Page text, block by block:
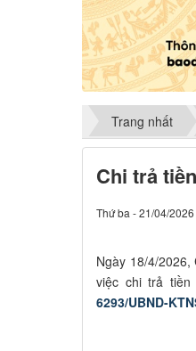
Trang nhất
Chi trả
Thứ ba - 21/04/
Ngày 18/4/
việc chi trả tiền
6293/UBND-